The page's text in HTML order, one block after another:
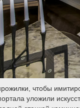
чтобы
уложили